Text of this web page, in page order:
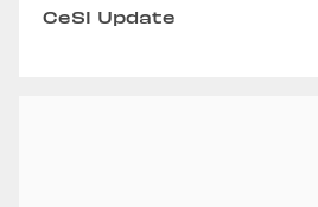
CeSI Update